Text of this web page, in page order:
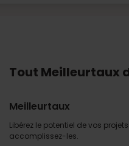
Tout Meilleurtaux
Meilleurtaux
Libérez le potentiel de vos
accomplissez-les.